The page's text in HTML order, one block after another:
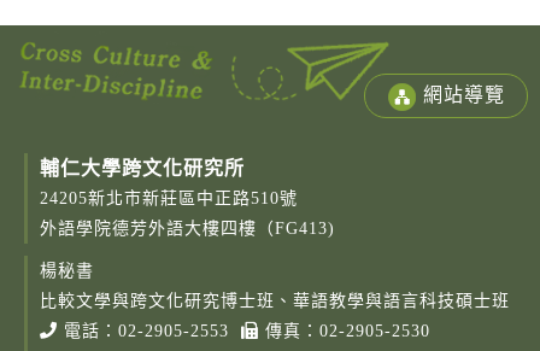
網站導覽
輔仁大學跨文化研究所
24205新北市新莊區中正路510號
外語學院德芳外語大樓四樓（FG413)
楊秘書
比較文學與跨文化研究博士班、華語教學與語言科技碩士班
電話： 02-2905-2553
傳真：02-2905-2530